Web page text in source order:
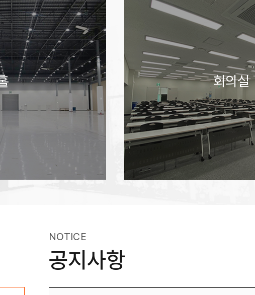
2홀
의실 회의실
NOTICE
공지사항